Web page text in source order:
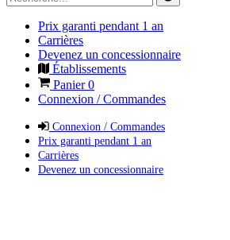
Prix garanti pendant 1 an
Carrières
Devenez un concessionnaire
Établissements
Panier0
Connexion / Commandes
Connexion / Commandes
Prix garanti pendant 1 an
Carrières
Devenez un concessionnaire